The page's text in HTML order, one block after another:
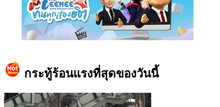
กระทู้ร้อนแรงที่สุดของวันนี้